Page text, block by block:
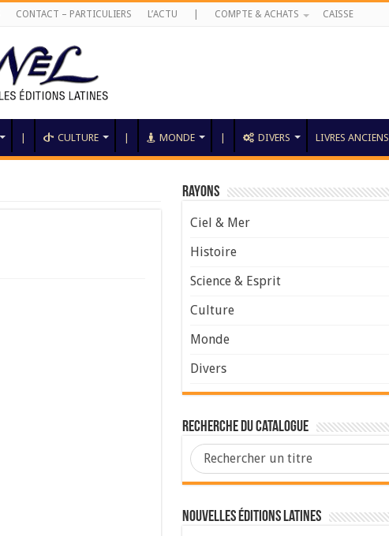
CONTACT – PARTICULIERS L’ACTU COMPTE & ACHATS CAISSE
CULTURE MONDE DIVERS LIVRES ANCIENS
Rayons
Ciel & Mer
Histoire
Science & Esprit
Culture
Monde
Divers
Recherche du Catalogue
Nouvelles Éditions Latines